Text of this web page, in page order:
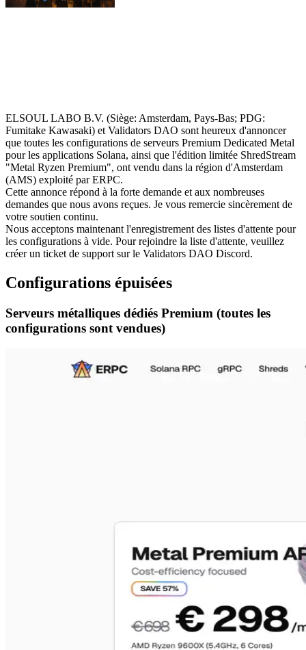
ELSOUL LABO B.V. (Siège: Amsterdam, Pays-Bas; PDG:
Fumitake Kawasaki) et Validators DAO sont heureux d'annoncer
que toutes les configurations de serveurs Premium Dedicated Metal
pour les applications Solana, ainsi que l'édition limitée ShredStream
"Metal Ryzen Premium", ont vendu dans la région d'Amsterdam
(AMS) exploité par ERPC.
Cette annonce répond à la forte demande et aux nombreuses
demandes que nous avons reçues. Je vous remercie sincèrement de
votre soutien continu.
Nous acceptons maintenant l'enregistrement des listes d'attente pour
les configurations à vide. Pour rejoindre la liste d'attente, veuillez
créer un ticket de support sur le Validators DAO Discord.
Configurations épuisées
Serveurs métalliques dédiés Premium (toutes les
configurations sont vendues)